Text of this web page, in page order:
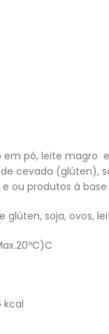
em pó, leite
cevada (glúten),
ou produtos à
glúten, soja, ovos,
kcal